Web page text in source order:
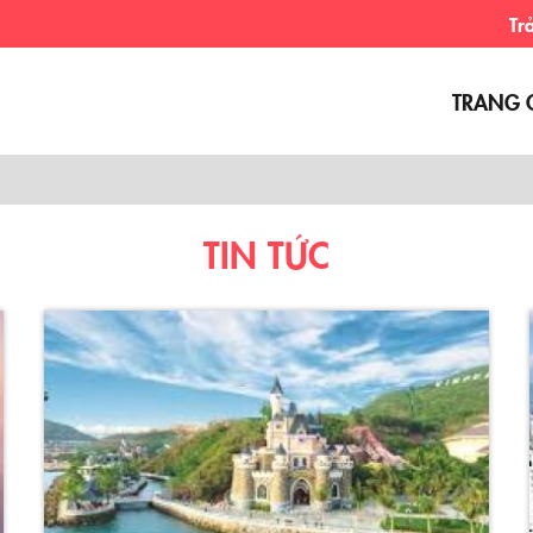
Trải
TRANG
TIN TỨC